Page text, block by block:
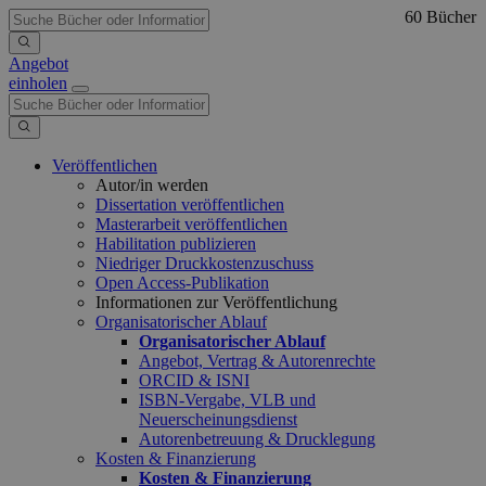
Angebot
einholen
Veröffentlichen
Autor/in werden
Dissertation veröffentlichen
Masterarbeit veröffentlichen
Habilitation publizieren
Niedriger Druckkostenzuschuss
Open Access-Publikation
Informationen zur Veröffentlichung
Organisatorischer Ablauf
Organisatorischer Ablauf
Angebot, Vertrag & Autorenrechte
ORCID & ISNI
ISBN-Vergabe, VLB und
Neuerscheinungsdienst
Autorenbetreuung & Drucklegung
Kosten & Finanzierung
Kosten & Finanzierung
60 Bücher